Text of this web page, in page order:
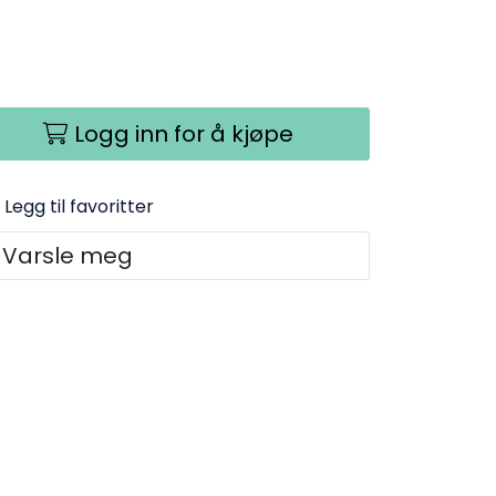
Logg inn for å kjøpe
Legg til favoritter
Varsle meg